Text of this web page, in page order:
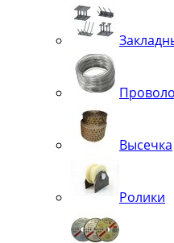
Высечка
Ролики